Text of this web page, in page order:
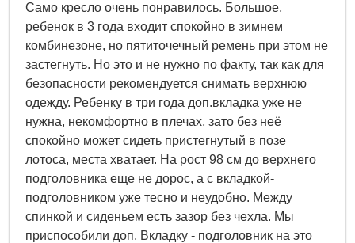
Само кресло очень понравилось. Большое,
ребенок в 3 года входит спокойно в зимнем
комбинезоне, но пятиточечный ремень при этом не
застегнуть. Но это и не нужно по факту, так как для
безопасности рекомендуется снимать верхнюю
одежду. Ребенку в три года доп.вкладка уже не
нужна, некомфортно в плечах, зато без неё
спокойно может сидеть пристегнутый в позе
лотоса, места хватает. На рост 98 см до верхнего
подголовника еще не дорос, а с вкладкой-
подголовником уже тесно и неудобно. Между
спинкой и сиденьем есть зазор без чехла. Мы
приспособили доп. Вкладку - подголовник на это